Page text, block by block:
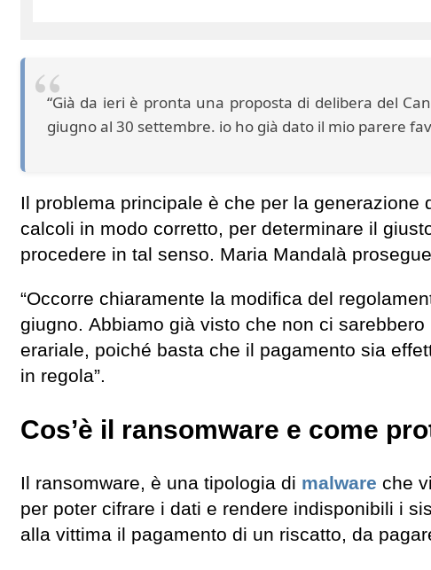
“Già da ieri è pronta una proposta di delibera del
giugno al 30 settembre. io ho già dato il mio parere
Il problema principale è che per la
calcoli in modo corretto, per determinare il
procedere in tal senso. Maria Mandalà
“Occorre chiaramente la modifica del
giugno. Abbiamo già visto che non ci
erariale, poiché basta che il pagamento sia
in regola”.
Cos’è il ransomware e come
Il ransomware, è una tipologia di malware che
per poter cifrare i dati e rendere indisponibili i
alla vittima il pagamento di un riscatto, da